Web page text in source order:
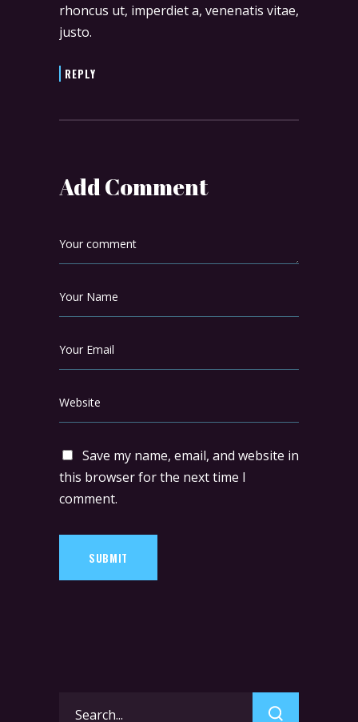
rhoncus ut, imperdiet a, venenatis vitae,
justo.
REPLY
Add Comment
Save my name, email, and website in
this browser for the next time I
comment.
SUBMIT